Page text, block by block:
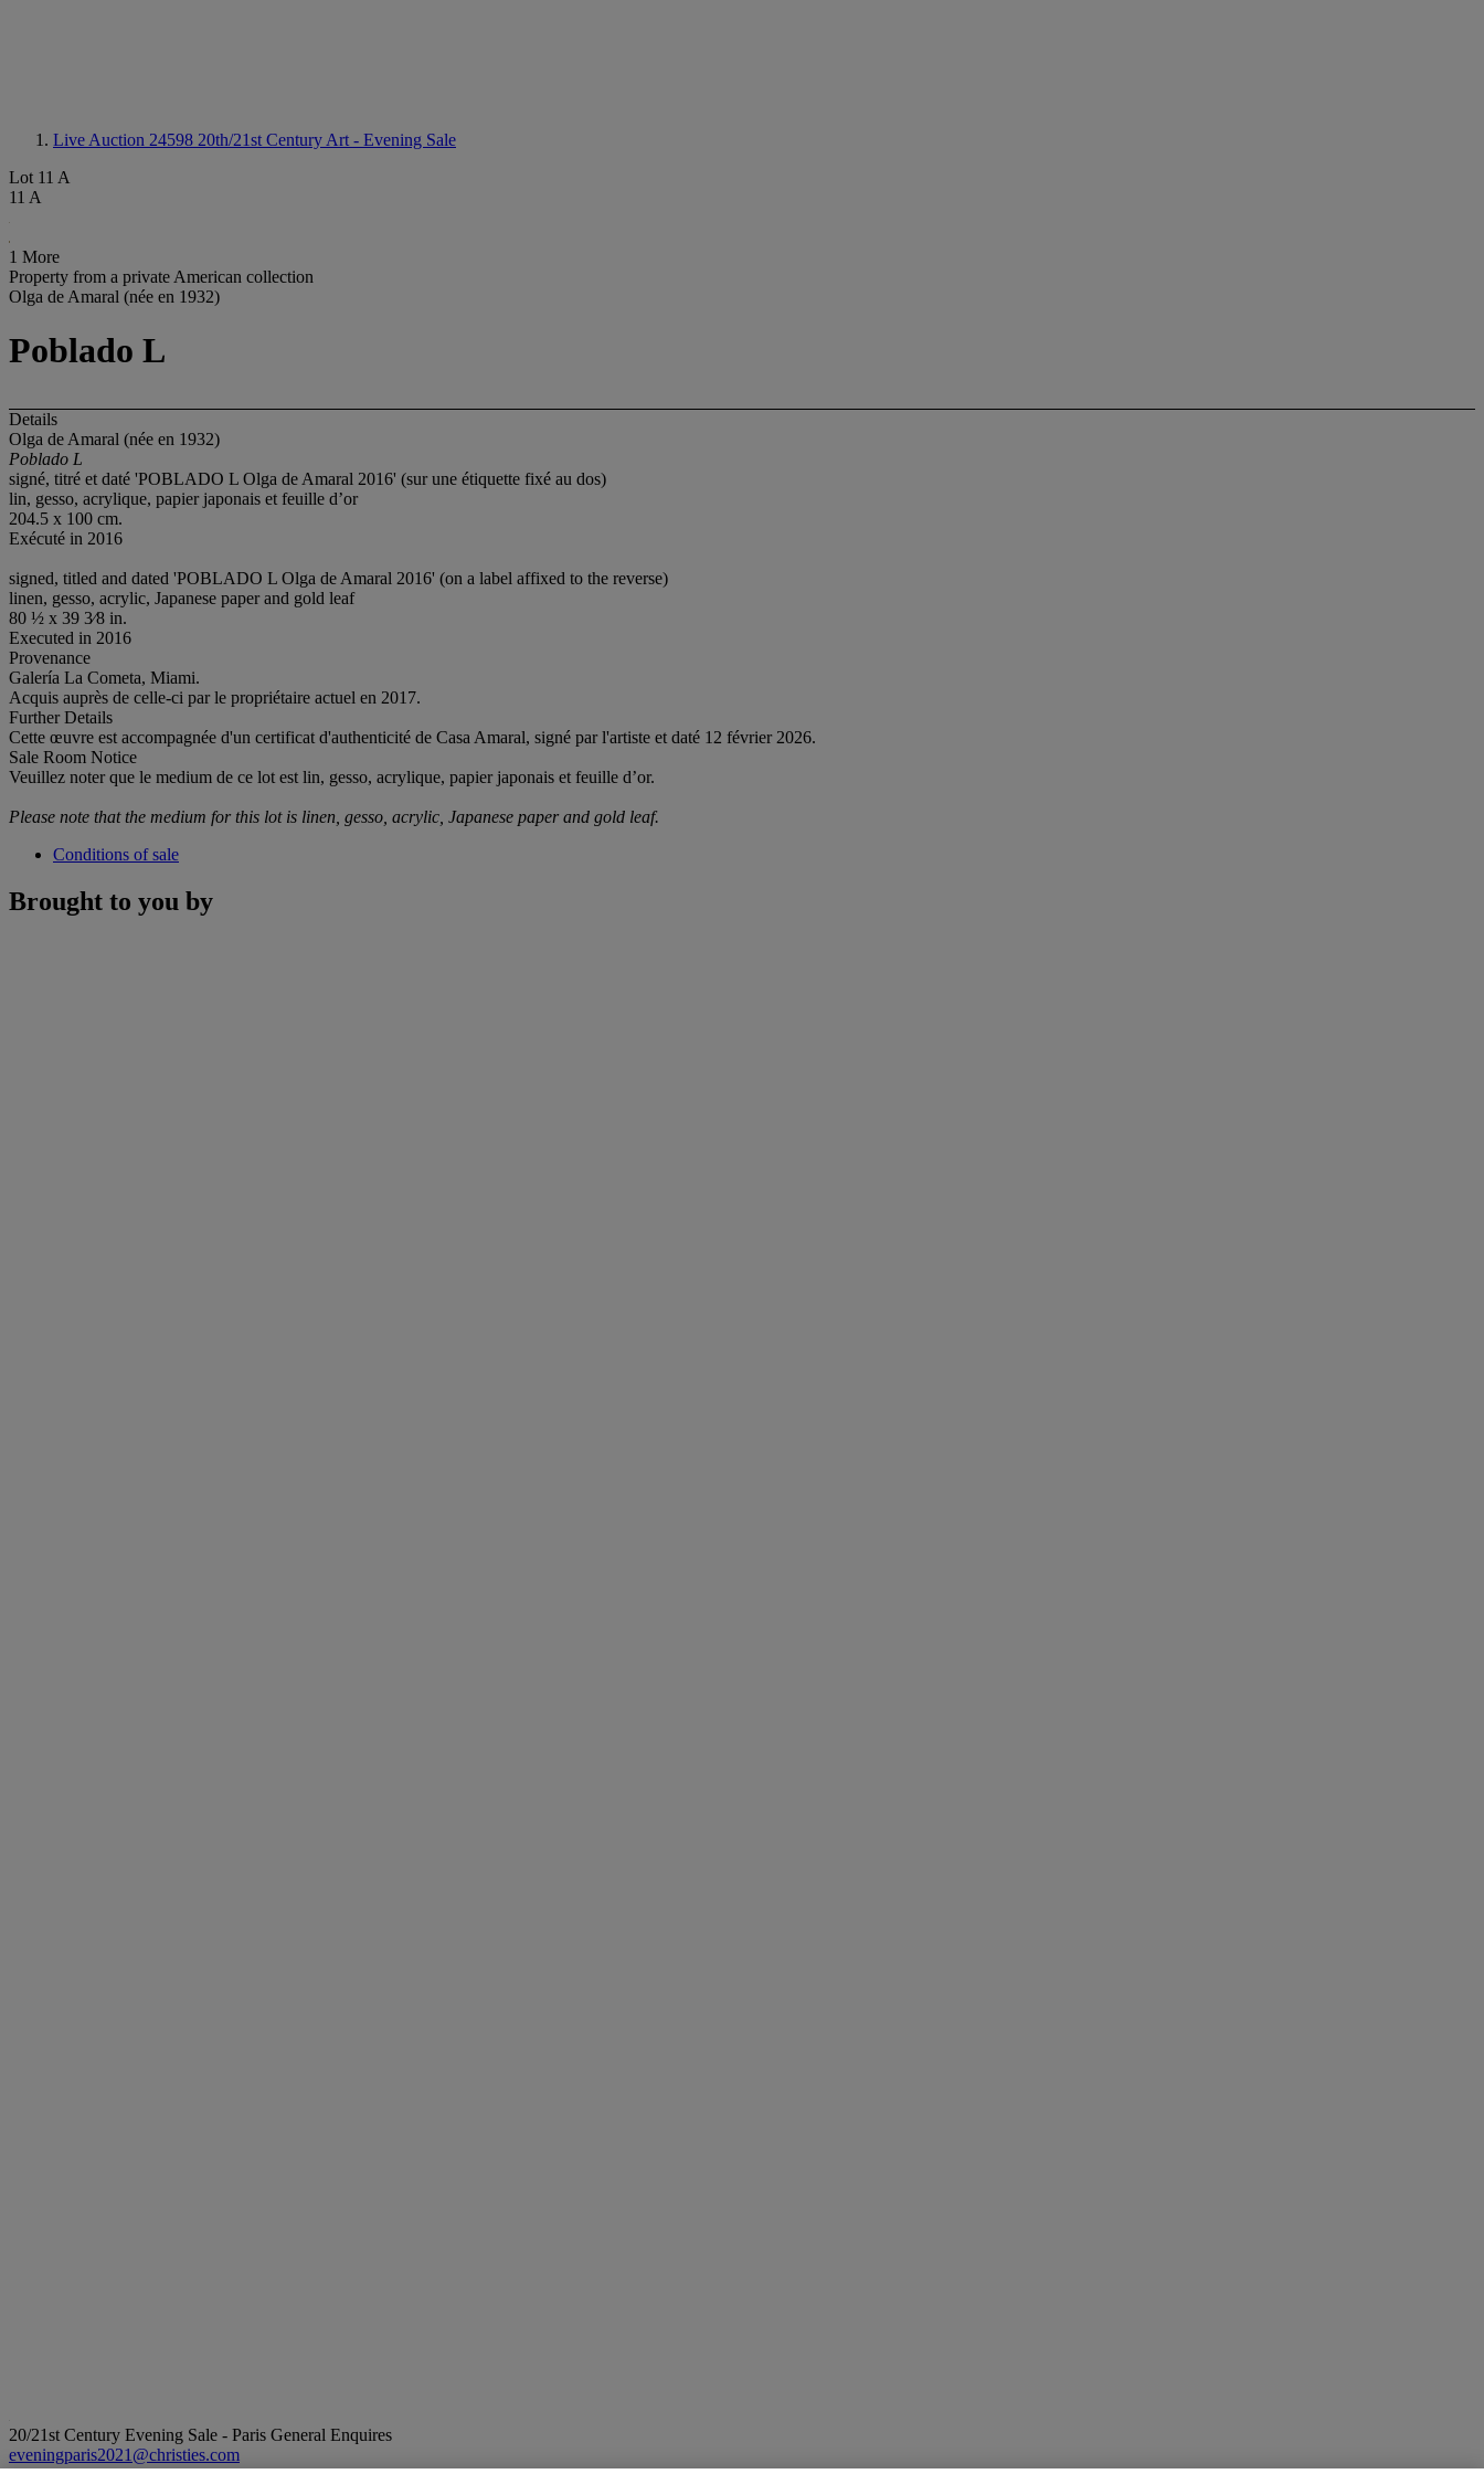
Live Auction 24598 20th/21st Century Art - Evening Sale
Lot 11 A
11 A
1 More
Property from a private American collection
Olga de Amaral (née en 1932)
Poblado L
Details
Olga de Amaral (née en 1932)
Poblado L
signé, titré et daté 'POBLADO L Olga de Amaral 2016' (sur une étiquette fixé au dos)
lin, gesso, acrylique, papier japonais et feuille d’or
204.5 x 100 cm.
Exécuté in 2016
signed, titled and dated 'POBLADO L Olga de Amaral 2016' (on a label affixed to the reverse)
linen, gesso, acrylic, Japanese paper and gold leaf
80 ½ x 39 3⁄8 in.
Executed in 2016
Provenance
Galería La Cometa, Miami.
Acquis auprès de celle-ci par le propriétaire actuel en 2017.
Further Details
Cette œuvre est accompagnée d'un certificat d'authenticité de Casa Amaral, signé par l'artiste et daté 12 février 2026.
Sale Room Notice
Veuillez noter que le medium de ce lot est lin, gesso, acrylique, papier japonais et feuille d’or.
Please note that the medium for this lot is linen, gesso, acrylic, Japanese paper and gold leaf.
Conditions of sale
Brought to you by
20/21st Century Evening Sale - Paris General Enquires
eveningparis2021@christies.com